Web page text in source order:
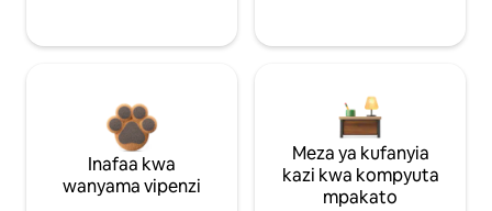
Inafaa kwa
wanyama vipenzi
Meza ya kufanyia
kazi kwa kompyuta
mpakato